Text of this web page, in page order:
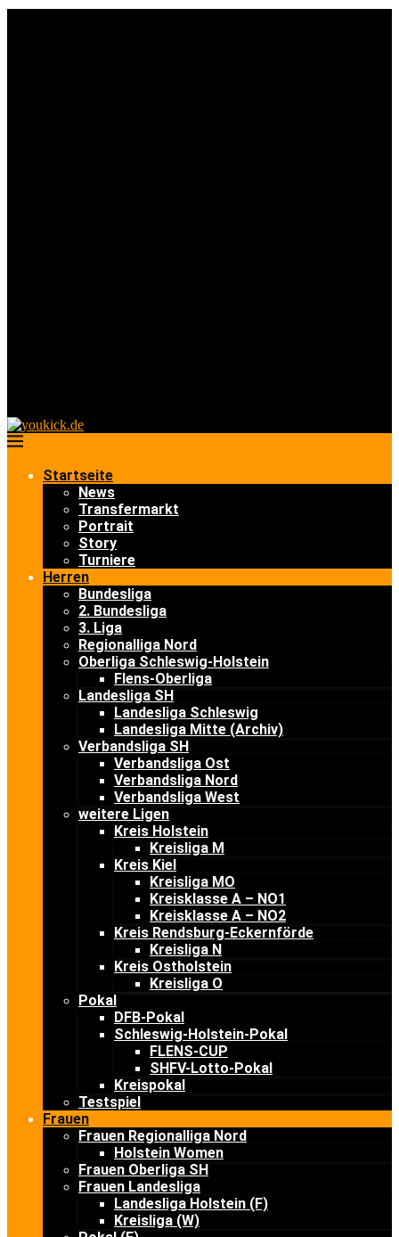
Startseite
News
Transfermarkt
Portrait
Story
Turniere
Herren
Bundesliga
2. Bundesliga
3. Liga
Regionalliga Nord
Oberliga Schleswig-Holstein
Flens-Oberliga
Landesliga SH
Landesliga Schleswig
Landesliga Mitte (Archiv)
Verbandsliga SH
Verbandsliga Ost
Verbandsliga Nord
Verbandsliga West
weitere Ligen
Kreis Holstein
Kreisliga M
Kreis Kiel
Kreisliga MO
Kreisklasse A – NO1
Kreisklasse A – NO2
Kreis Rendsburg-Eckernförde
Kreisliga N
Kreis Ostholstein
Kreisliga O
Pokal
DFB-Pokal
Schleswig-Holstein-Pokal
FLENS-CUP
SHFV-Lotto-Pokal
Kreispokal
Testspiel
Frauen
Frauen Regionalliga Nord
Holstein Women
Frauen Oberliga SH
Frauen Landesliga
Landesliga Holstein (F)
Kreisliga (W)